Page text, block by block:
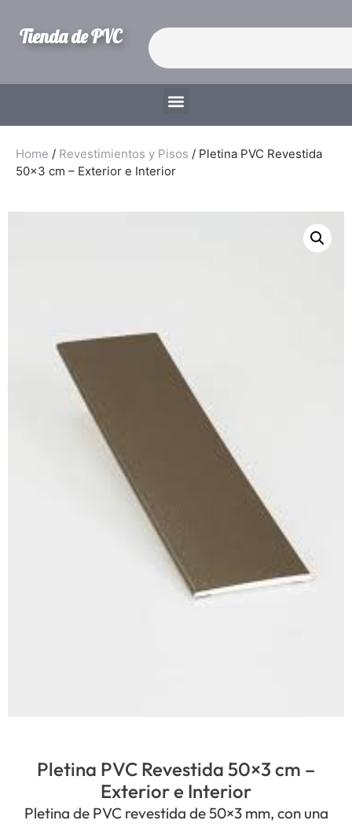
Tienda de PVC
Home / Revestimientos y Pisos / Pletina PVC Revestida
50×3 cm – Exterior e Interior
Pletina PVC Revestida 50×3 cm –
Exterior e Interior
Pletina de PVC revestida de 50×3 mm, con una